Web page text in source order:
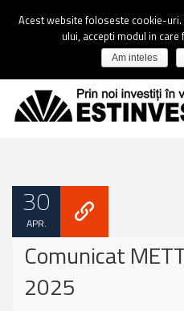
30
APR.
Comunicat
2025
Acest website foloseste cookie-
ului, accepti modul in
Am inteles